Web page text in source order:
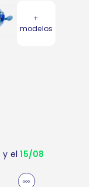
+
modelos
y el15/08